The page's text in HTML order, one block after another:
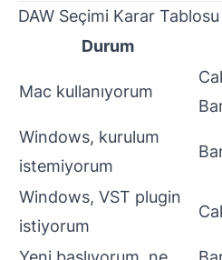
DAW Seçimi Karar Tablosu
Durum
Mac kullanıyorum
Windows, kurulum
istemiyorum
Windows, VST plugin
istiyorum